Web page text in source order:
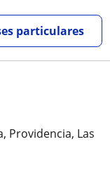
particulares
Providencia, Las